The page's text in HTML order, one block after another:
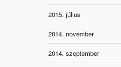
2015. július
2014. november
2014. szeptember